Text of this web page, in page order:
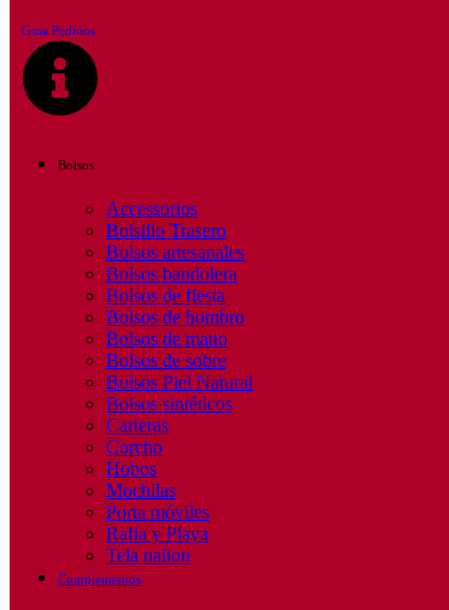
Guía Pedidos
Bolsos
Accessorios
Bolsillo Trasero
Bolsos artesanales
Bolsos bandolera
Bolsos de fiesta
Bolsos de hombro
Bolsos de mano
Bolsos de sobre
Bolsos Piel Natural
Bolsos sintéticos
Carteras
Corcho
Hobos
Mochilas
Porta móviles
Rafia y Playa
Tela nailon
Complementos